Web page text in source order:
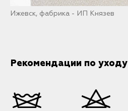
Ижевск, фабрика - ИП Князев
Рекомендации по уходу